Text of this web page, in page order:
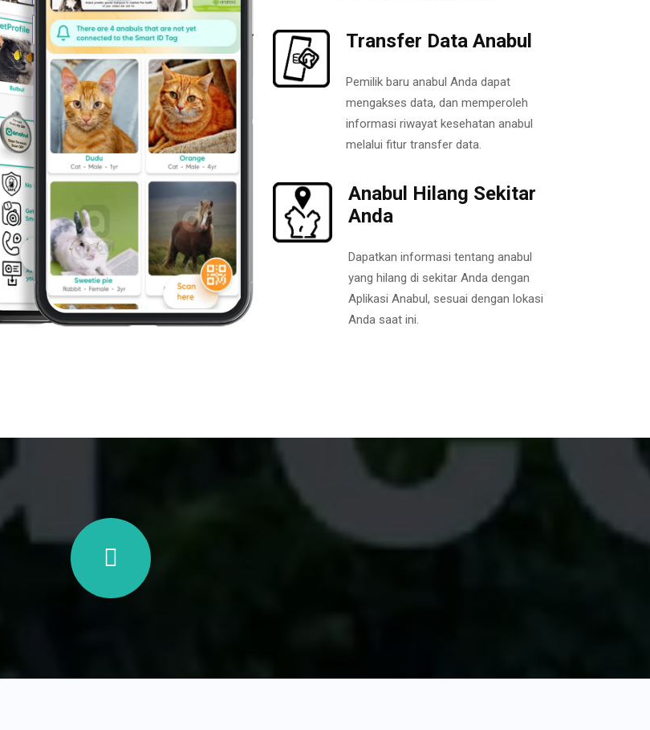
Transfer Data Anabul
Pemilik baru anabul Anda dapat
mengakses data, dan memperoleh
informasi riwayat kesehatan anabul
melalui fitur transfer data.
Anabul Hilang Sekitar
Anda
Dapatkan informasi tentang anabul
yang hilang di sekitar Anda dengan
Aplikasi Anabul, sesuai dengan lokasi
Anda saat ini.